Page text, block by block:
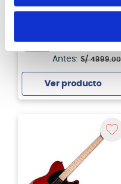
BTB625EX - Black Flat
14% S/ 4299.00
Antes: S/ 4999.00
Ver producto